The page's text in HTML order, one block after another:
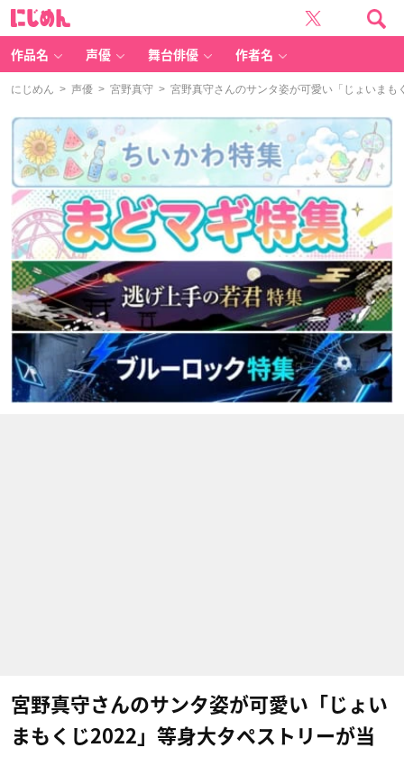
作品名 声優 舞台俳優 作者名
にじめん > 声優 > 宮野真守 > 宮野真守さんのサンタ姿が可愛い「じょいま
宮野真守さんのサンタ姿が可愛い「じょい
まもくじ2022」等身大タペストリーが当